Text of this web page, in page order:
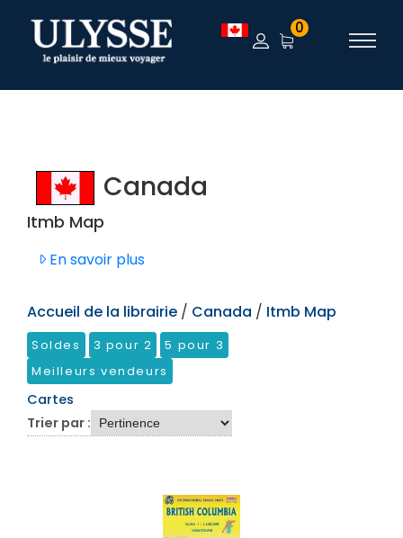
TEST 0
Canada
Itmb Map
En savoir plus
Accueil de la librairie / Canada / Itmb Map
Soldes 3 pour 2
5 pour 3
Meilleurs vendeurs
Cartes
Trier par :